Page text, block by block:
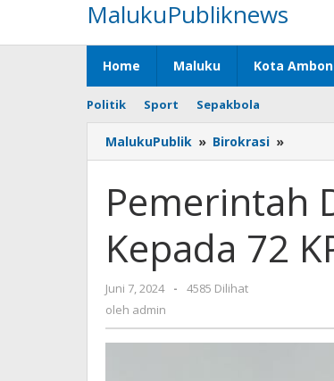
konten
MalukuPubliknews
Home Maluku Kota Ambon
Politik Sport Sepakbola
MalukuPublik » Birokrasi »
Desa
BLT
Kepada
Pemerintah
Kepada 72
Juni 7, 2024
oleh
-
4585 Dilihat
oleh admin